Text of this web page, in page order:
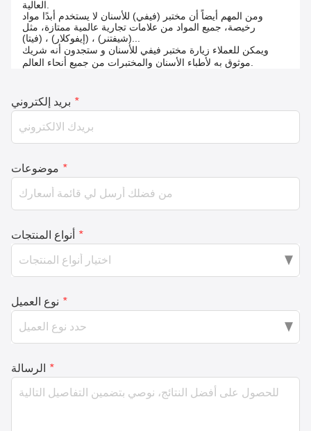
ومن المهم أيضاً أن مختبر (فيفي) للأسنان لا يستخدم أبدًا مواد
رخيصة، جميع المواد من علامات تجارية عالمية ممتازة، مثل
ويمكن للعملاء زيارة مختبر فيفي للأسنان و ستجدون أنه شريك
بريد إلكتروني *
موضوعات *
أنواع المنتجات *
نوع العميل *
الرسالة *